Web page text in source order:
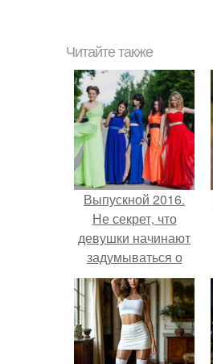
Читайте также
Выпускной 2016.
Не секрет, что
девушки начинают
задумываться о
выпускном бале
задолго до юношей.